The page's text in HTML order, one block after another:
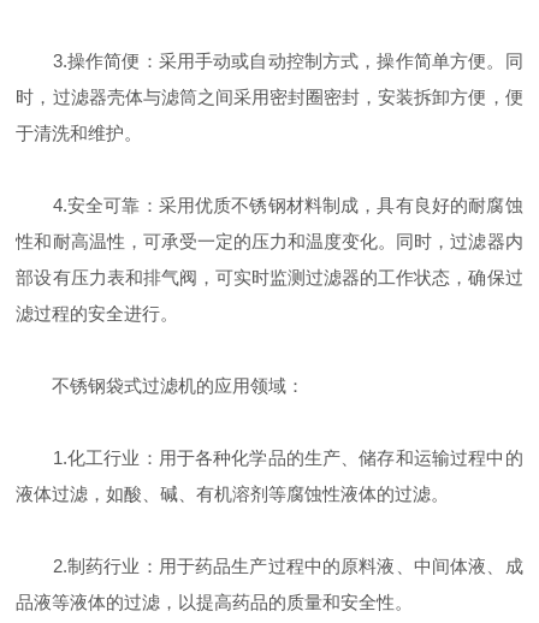
3.操作简便：采用手动或自动控制方式，操作简单方便。同
时，过滤器壳体与滤筒之间采用密封圈密封，安装拆卸方便，便
于清洗和维护。
4.安全可靠：采用优质不锈钢材料制成，具有良好的耐腐蚀
性和耐高温性，可承受一定的压力和温度变化。同时，过滤器内
部设有压力表和排气阀，可实时监测过滤器的工作状态，确保过
滤过程的安全进行。
不锈钢袋式过滤机的应用领域：
1.化工行业：用于各种化学品的生产、储存和运输过程中的
液体过滤，如酸、碱、有机溶剂等腐蚀性液体的过滤。
2.制药行业：用于药品生产过程中的原料液、中间体液、成
品液等液体的过滤，以提高药品的质量和安全性。